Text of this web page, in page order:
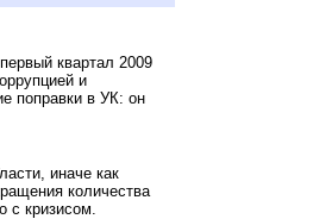
квартал 2009
и
поправки в УК: он
иначе как
количества
с кризисом.